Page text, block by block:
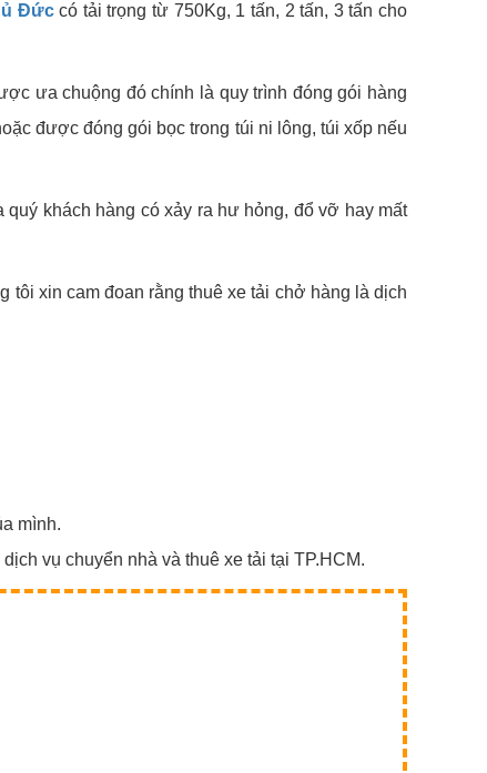
Đứccó tải trọng từ 750Kg, 1 tấn, 2 tấn, 3 tấn cho
ưa chuộng đó chính là quy trình đóng gói hàng
được đóng gói bọc trong túi ni lông, túi xốp nếu
khách hàng có xảy ra hư hỏng, đổ vỡ hay mất
tôi xin cam đoan rằng thuê xe tải chở hàng là dịch
mình.
vụ chuyển nhà và thuê xe tải tại TP.HCM.